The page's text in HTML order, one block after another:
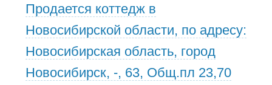
Продается коттедж в
Новосибирской области, по адресу:
Новосибирская область, город
Новосибирск, -, 63, Общ.пл 23,70